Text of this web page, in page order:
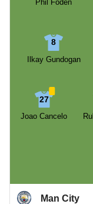
Phil Foden
8
Ilkay Gundogan
27
Joao Cancelo
Man City